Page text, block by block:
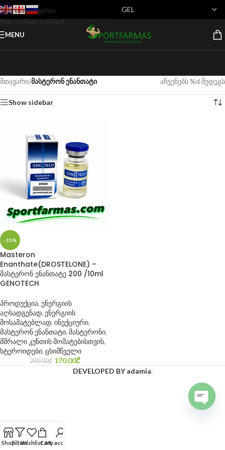
Skip to navigation
Skip to main content
MENU
მთავარი/მასტერონ ენანთატი აჩვენებს %d შედეგს
Show sidebar
-15%
Masteron
Enanthate(DROSTELONE) –
მასტერონ ენანთატე 200 /10ml
GENOTECH
პროდუქცია, ენერგიის
აღსადგენად, ენერგიის
მოსამატებლად, ინექციური,
მასტერონ ენანთატი, მასტერონი,
მშრალი კუნთის მომატებისთვის,
სტეროიდები, ცხიმწველი
200.00₾ 170.00₾
DEVELOPED BY adamia.
ShopFiltersWishlistCartMy account